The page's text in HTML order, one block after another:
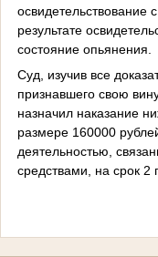
освидетельствование
результате
состояние опьянения.
Суд, изучив все
признавшего свою
назначил наказание
размере 160000
деятельностью,
средствами, на срок 2